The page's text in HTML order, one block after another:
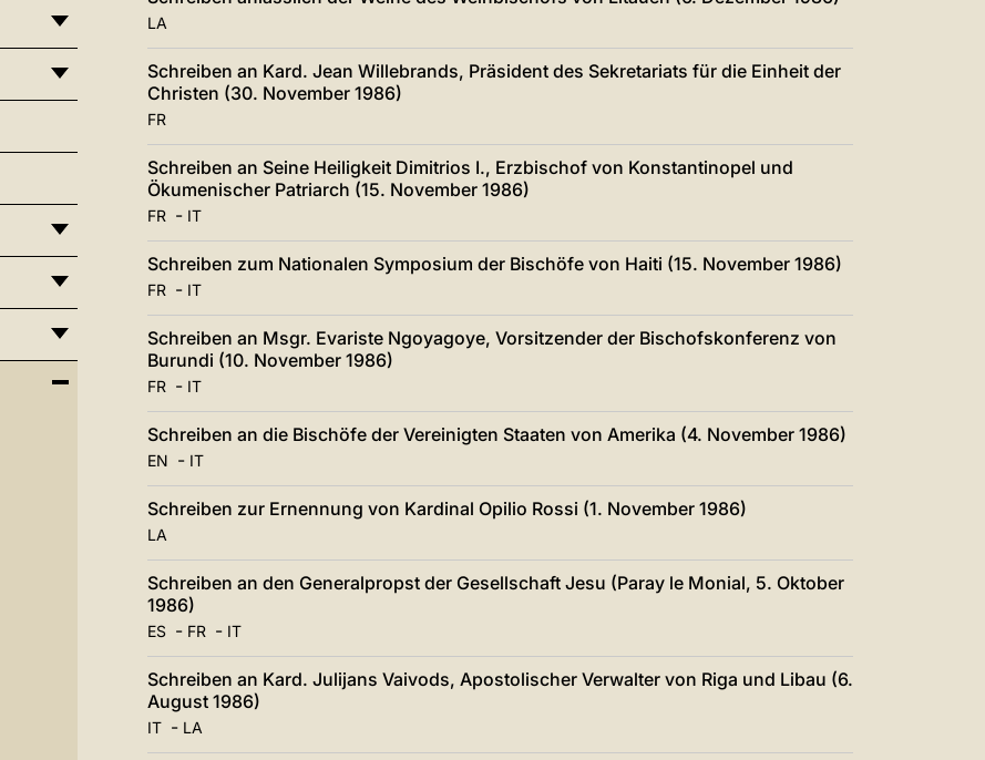
LATINE
LA
Schreiben an Kard. Jean Willebrands, Präsident des Sekretariats für die Einheit der
Christen (30. November 1986)
FR
Schreiben an Seine Heiligkeit Dimitrios I., Erzbischof von Konstantinopel und
Ökumenischer Patriarch (15. November 1986)
FR- IT
Schreiben zum Nationalen Symposium der Bischöfe von Haiti (15. November 1986)
FR- IT
Schreiben an Msgr. Evariste Ngoyagoye, Vorsitzender der Bischofskonferenz von
Burundi (10. November 1986)
FR- IT
Schreiben an die Bischöfe der Vereinigten Staaten von Amerika (4. November 1986)
EN - IT
Schreiben zur Ernennung von Kardinal Opilio Rossi (1. November 1986)
LA
Schreiben an den Generalpropst der Gesellschaft Jesu (Paray le Monial, 5. Oktober
1986)
ES- FR- IT
Schreiben an Kard. Julijans Vaivods, Apostolischer Verwalter von Riga und Libau (6.
August 1986)
IT- LA